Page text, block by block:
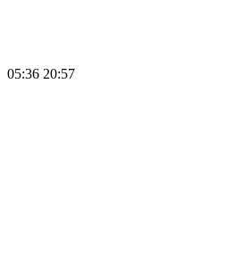
05:36 20:57